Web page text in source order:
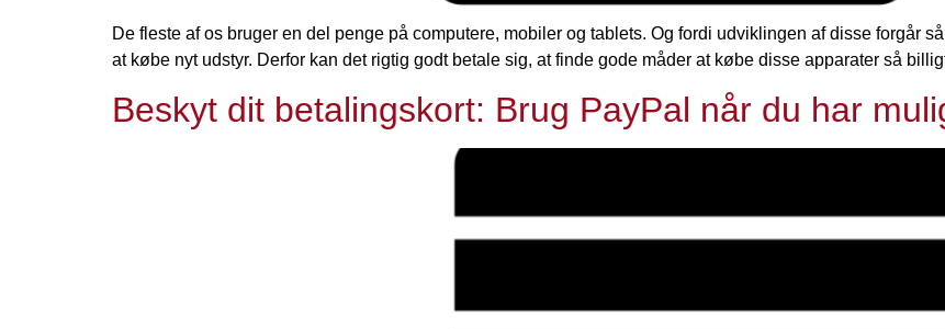
De fleste af os bruger en del penge på computere, mobiler og tablets. Og fordi udviklingen af disse forgår
at købe nyt udstyr. Derfor kan det rigtig godt betale sig, at finde gode måder at købe disse apparater så
Beskyt dit betalingskort: Brug PayPal når du har